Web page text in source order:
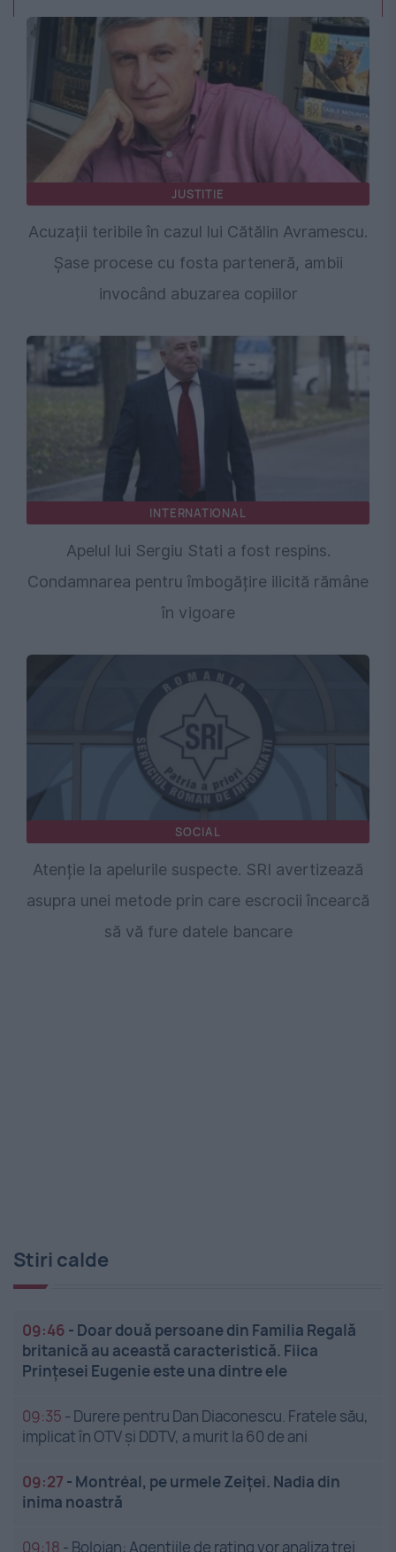
JUSTITIE
Acuzații teribile în cazul lui Cătălin Avramescu.
Șase procese cu fosta parteneră, ambii
invocând abuzarea copiilor
INTERNATIONAL
Apelul lui Sergiu Stati a fost respins.
Condamnarea pentru îmbogățire ilicită rămâne
în vigoare
SOCIAL
Atenție la apelurile suspecte. SRI avertizează
asupra unei metode prin care escrocii încearcă
să vă fure datele bancare
Stiri calde
09:46 - Doar două persoane din Familia Regală
britanică au această caracteristică. Fiica
Prințesei Eugenie este una dintre ele
09:35 - Durere pentru Dan Diaconescu. Fratele său,
implicat în OTV și DDTV, a murit la 60 de ani
09:27 - Montréal, pe urmele Zeiței. Nadia din
inima noastră
09:18 - Bolojan: Agențiile de rating vor analiza trei